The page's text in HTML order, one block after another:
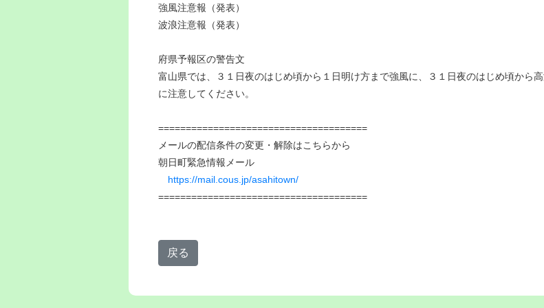
強風注意報（発表）
波浪注意報（発表）
府県予報区の警告文
富山県では、３１日夜のはじめ頃から１日明け方まで強風に、３１日夜のはじめ頃から
に注意してください。
======================================
メールの配信条件の変更・解除はこちらから
朝日町緊急情報メール
https://mail.cous.jp/asahitown/
======================================
戻る